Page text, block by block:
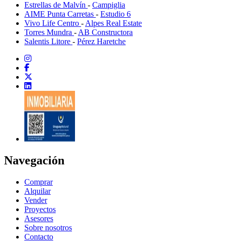
Estrellas de Malvín - Campiglia
AIME Punta Carretas - Estudio 6
Vivo Life Centro -Alpes Real Estate
Torres Mundra -AB Constructora
Salentis Litore - Pérez Haretche
Navegación
Comprar
Alquilar
Vender
Proyectos
Asesores
Sobre nosotros
Contacto